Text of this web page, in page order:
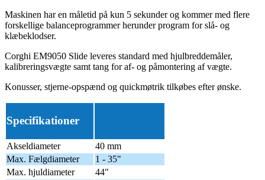
Maskinen har en måletid på kun 5 sekunder og kommer med flere
forskellige balanceprogrammer herunder program for slå- og
klæbeklodser.
Corghi EM9050 Slide leveres standard med hjulbreddemåler,
kalibreringsvægte samt tang for af- og påmontering af vægte.
Konusser, stjerne-opspænd og quickmøtrik tilkøbes efter ønske.
Specifikationer
Akseldiameter
40 mm
Max. Fælgdiameter
1 - 35"
Max. hjuldiameter
44"